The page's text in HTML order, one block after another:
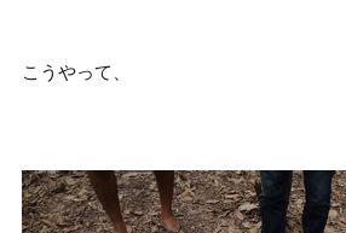
こうやって、